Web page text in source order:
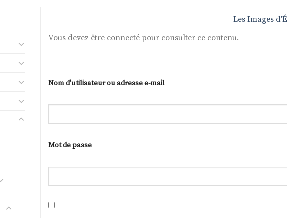
Les Images
Vous devez être connecté pour consulter ce contenu.
Nom d'utilisateur ou adresse e-mail
Mot de passe